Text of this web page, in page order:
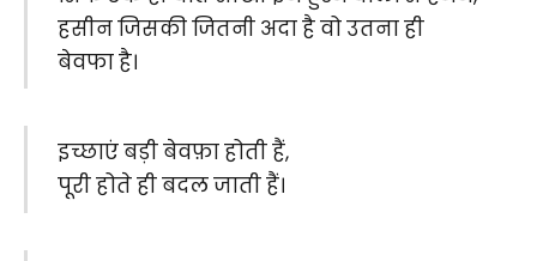
हसीन जिसकी जितनी अदा है वो उतना ही
बेवफा है।
इच्छाएं बड़ी बेवफ़ा होती हैं,
पूरी होते ही बदल जाती हैं।